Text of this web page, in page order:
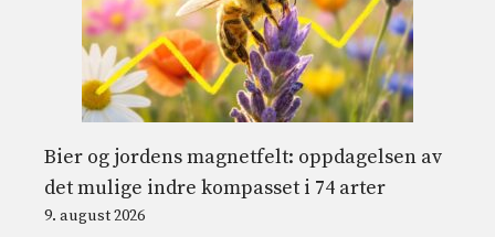
Bier og jordens magnetfelt: oppdagelsen av
det mulige indre kompasset i 74 arter
9. august 2026